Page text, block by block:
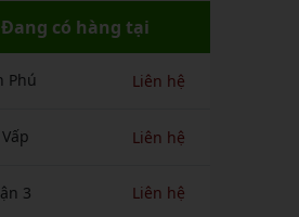
Lining
Victor
Apavi
VỤ THU MUA VỢT CŨ
Đang có hàng tại
Phú Liên hệ
Liên hệ
3 Liên hệ